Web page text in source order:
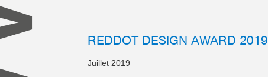
REDDOT DESIGN AWARD 2019
Juillet 2019